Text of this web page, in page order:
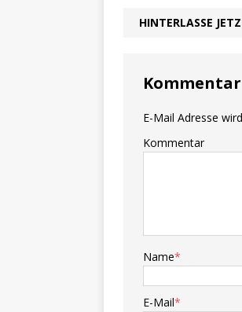
HINTERLASSE
E-Mail Adresse
Kommentar
Name*
E-Mail*